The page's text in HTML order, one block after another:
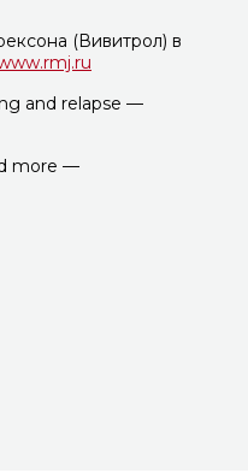
(Вивитрол) в
and relapse —
more —